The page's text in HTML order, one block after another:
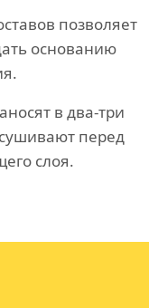
позволяет
основанию
в два-три
перед
слоя.